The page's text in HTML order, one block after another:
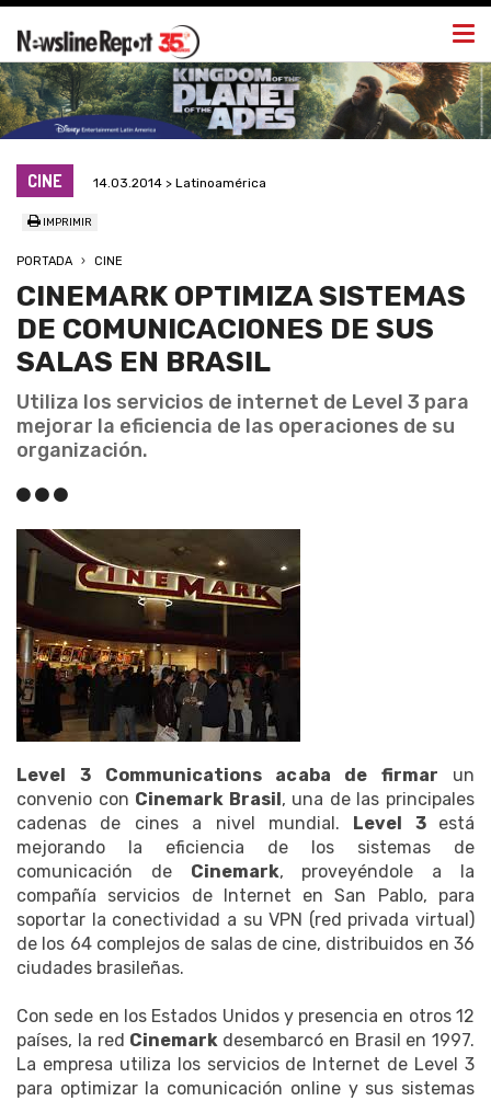
CINE 14.03.2014 > Latinoamérica
IMPRIMIR
PORTADA CINE
CINEMARK OPTIMIZA SISTEMAS
DE COMUNICACIONES DE SUS
SALAS EN BRASIL
Utiliza los servicios de internet de Level 3 para
mejorar la eficiencia de las operaciones de su
organización.
Level 3 Communications acaba de firmar un
convenio con Cinemark Brasil, una de las principales
cadenas de cines a nivel mundial. Level 3 está
mejorando la eficiencia de los sistemas de
comunicación de Cinemark, proveyéndole a la
compañía servicios de Internet en San Pablo, para
soportar la conectividad a su VPN (red privada virtual)
de los 64 complejos de salas de cine, distribuidos en 36
ciudades brasileñas.
Con sede en los Estados Unidos y presencia en otros 12
países, la red Cinemark desembarcó en Brasil en 1997.
La empresa utiliza los servicios de Internet de Level 3
para optimizar la comunicación online y sus sistemas